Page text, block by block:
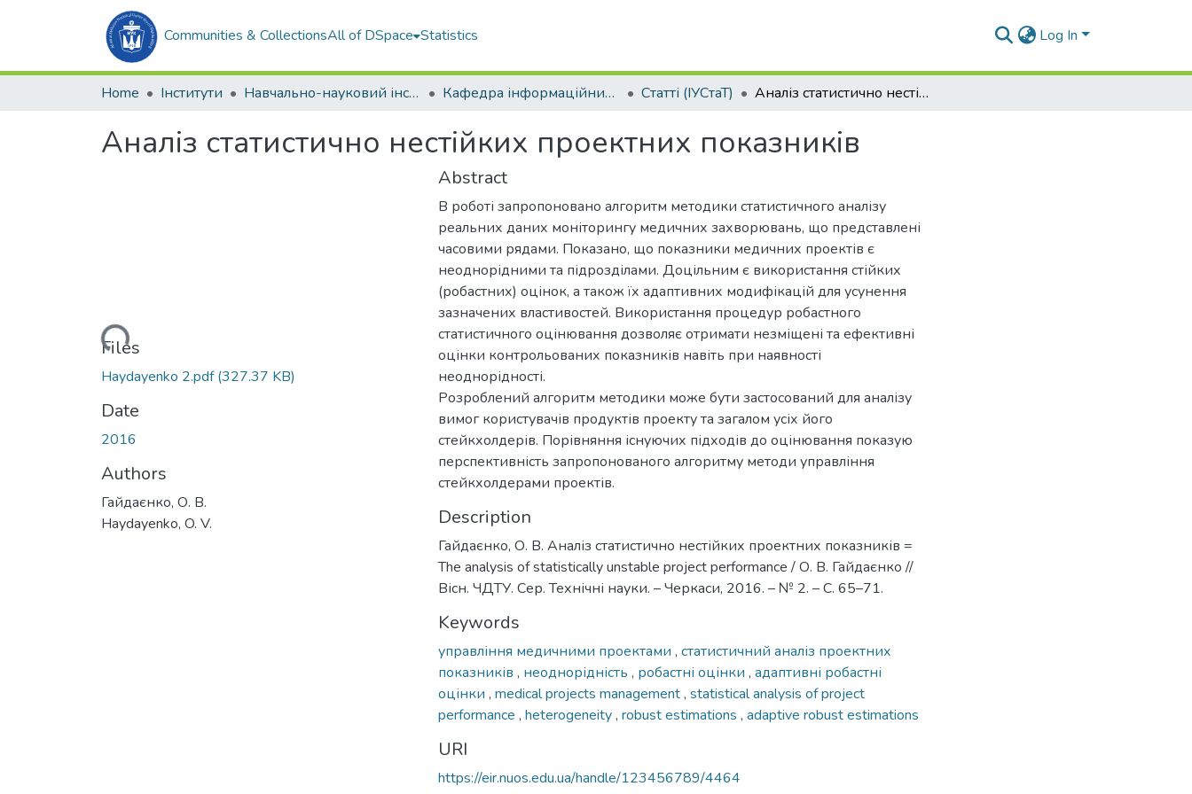
Communities & CollectionsAll of DSpace Statistics Log In
Home Інститути Навчально-науковий інститут комп'ютерних наук та управління проектами (ННІКНУП) Кафедра інформаційних управляючих систем та технологій (ІУСтаТ) Статті (ІУСтаТ) Аналіз статистично нестійких проектних показників
Аналіз статистично нестійких проектних показників
Loading...
Files
Haydayenko 2.pdf(327.37 KB)
Date
2016
Authors
Гайдаєнко, О. В.
Haydayenko, O. V.
Abstract
В роботі запропоновано алгоритм методики статистичного аналізу
реальних даних моніторингу медичних захворювань, що представлені
часовими рядами. Показано, що показники медичних проектів є
неоднорідними та підрозділами. Доцільним є використання стійких
(робастних) оцінок, а також їх адаптивних модифікацій для усунення
зазначених властивостей. Використання процедур робастного
статистичного оцінювання дозволяє отримати незміщені та ефективні
оцінки контрольованих показників навіть при наявності
неоднорідності.
Розроблений алгоритм методики може бути застосований для аналізу
вимог користувачів продуктів проекту та загалом усіх його
стейкхолдерів. Порівняння існуючих підходів до оцінювання показую
перспективність запропонованого алгоритму методи управління
стейкхолдерами проектів.
Description
Гайдаєнко, О. В. Аналіз статистично нестійких проектних показників =
The analysis of statistically unstable project performance / О. В. Гайдаєнко //
Вісн. ЧДТУ. Сер. Технічні науки. – Черкаси, 2016. – № 2. – С. 65–71.
Keywords
управління медичними проектами , статистичний аналіз проектних
показників , неоднорідність , робастні оцінки , адаптивні робастні
оцінки , medical projects management, statistical analysis of project
performance , heterogeneity, robust estimations , adaptive robust estimations
URI
https://eir.nuos.edu.ua/handle/123456789/4464